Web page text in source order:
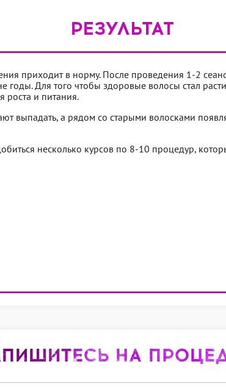
РЕЗУЛЬТАТ
приходит в норму. После проведения 1-2
Для того чтобы здоровые волосы стал
роста и питания.
выпадать, а рядом со старыми волосками
несколько курсов по 8-10 процедур,